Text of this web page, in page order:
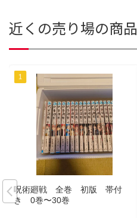
近くの売り場の商品
呪術廻戦 全巻 初版 帯付
き 0巻〜30巻